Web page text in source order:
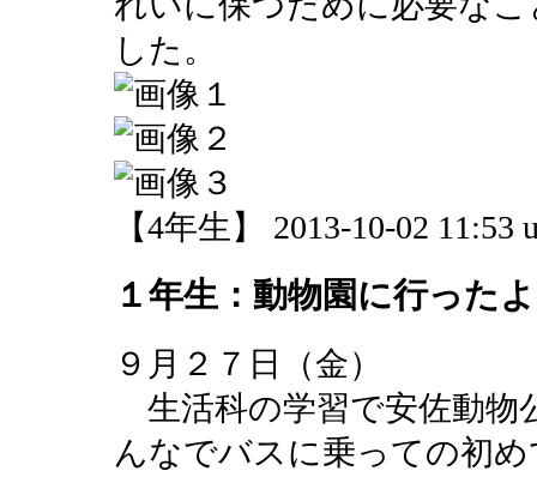
した。
【4年生】 2013-10-02 11:53
１年生：動物園に行ったよ
９月２７日（金）
生活科の学習で安佐動物
んなでバスに乗っての初